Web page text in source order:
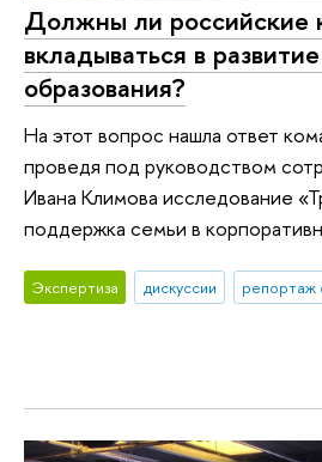
Должны ли российские
вкладываться в
образования?
На этот вопрос нашла ответ
проведя под руководством
Ивана Климова исследование
поддержка семьи в
Экспертиза дискуссии репортаж